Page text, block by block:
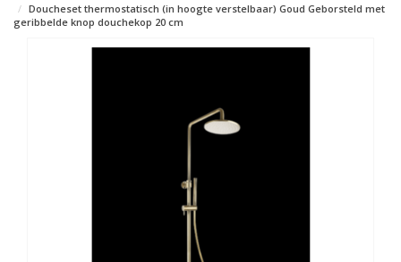
Doucheset thermostatisch (in hoogte verstelbaar) Goud Geborsteld met
geribbelde knop douchekop 20 cm